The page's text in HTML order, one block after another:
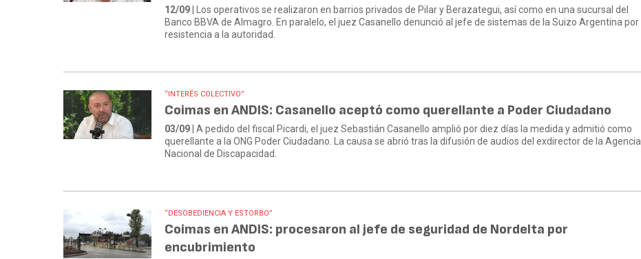
12/09 | Los operativos se realizaron en barrios privados de Pilar y Berazategui, así como en una sucursal del
Banco BBVA de Almagro. En paralelo, el juez Casanello denunció al jefe de sistemas de la Suizo Argentina por
resistencia a la autoridad.
“INTERÉS COLECTIVO”
Coimas en ANDIS: Casanello aceptó como querellante a Poder Ciudadano
03/09 | A pedido del fiscal Picardi, el juez Sebastián Casanello amplió por diez días la medida y admitió como
querellante a la ONG Poder Ciudadano. La causa se abrió tras la difusión de audios del exdirector de la Agencia
Nacional de Discapacidad.
“DESOBEDIENCIA Y ESTORBO”
Coimas en ANDIS: procesaron al jefe de seguridad de Nordelta por
encubrimiento